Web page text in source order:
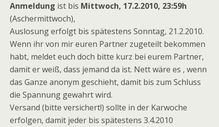
Anmeldung ist bis Mittwoch, 17.2.2010, 23:59h
(Aschermittwoch),
Auslosung erfolgt bis spätestens Sonntag, 21.2.2010.
Wenn ihr von mir euren Partner zugeteilt bekommen
habt, meldet euch doch bitte kurz bei eurem Partner,
damit er weiß, dass jemand da ist. Nett wäre es , wenn
das Ganze anonym geschieht, damit bis zum Schluss
die Spannung gewahrt wird.
Versand (bitte versichert!) sollte in der Karwoche
erfolgen, damit jeder bis spätestens 3.4.2010